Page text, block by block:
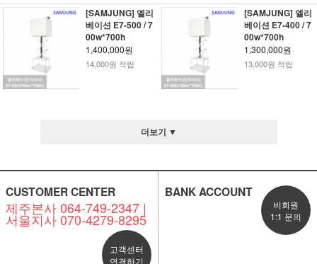
[SAMJUNG] 엘리
베이션 E7-500 / 7
00w*700h
1,400,000원
14,000원 적립
[SAMJUNG] 엘리
베이션 E7-400 / 7
00w*700h
1,300,000원
13,000원 적립
더보기 ▼
CUSTOMER CENTER
제주본사 064-749-2347 |
서울지사 070-4279-8295
고객센터
연결하기
BANK ACCOUNT
비회원
1:1 문의